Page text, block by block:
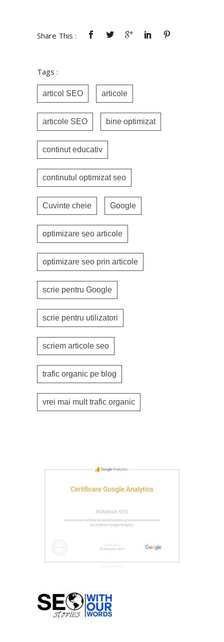
Share This :
Tags :
articol SEO articole
articole SEO bine optimizat
continut educativ
continutul optimizat seo
Cuvinte cheie Google
optimizare seo articole
optimizare seo prin articole
scrie pentru Google
scrie pentru utilizatori
scriem articole seo
trafic organic pe blog
vrei mai mult trafic organic